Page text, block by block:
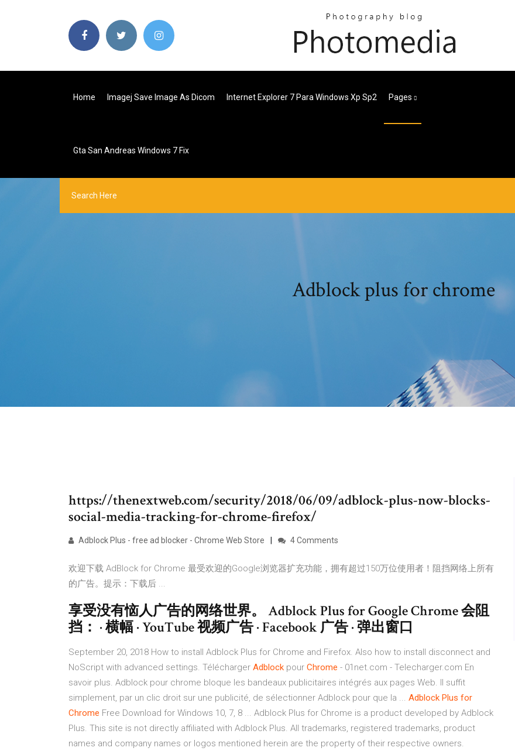
Home Imagej Save Image As Dicom Internet Explorer 7 Para Windows Xp Sp2 Pages
Gta San Andreas Windows 7 Fix
Adblock plus for chrome
https://thenextweb.com/security/2018/06/09/adblock-plus-now-blocks-
social-media-tracking-for-chrome-firefox/
Adblock Plus - free ad blocker - Chrome Web Store 4 Comments
欢迎下载 AdBlock for Chrome 最受欢迎的Google浏览器扩充功能，拥有超过150万位使用者！阻挡网络上所有
的广告。提示：下载后 ...
享受没有恼人广告的网络世界。 Adblock Plus for Google Chrome 会阻
挡： · 横幅 · YouTube 视频广告 · Facebook 广告 · 弹出窗口
September 20, 2018 How to install Adblock Plus for Chrome and Firefox. Also how to install disconnect and
NoScript with advanced settings. Télécharger Adblock pour Chrome - 01net.com - Telecharger.com En
savoir plus. Adblock pour chrome bloque les bandeaux publicitaires intégrés aux pages Web. Il suffit
simplement, par un clic droit sur une publicité, de sélectionner Adblock pour que la ... Adblock Plus for
Chrome Free Download for Windows 10, 7, 8 ... Adblock Plus for Chrome is a product developed by Adblock
Plus. This site is not directly affiliated with Adblock Plus. All trademarks, registered trademarks, product
names and company names or logos mentioned herein are the property of their respective owners.